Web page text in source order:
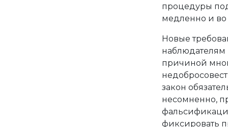
процедуры
медленно и
Новые
наблюдателям
причиной
закон
несомненно,
фиксировать